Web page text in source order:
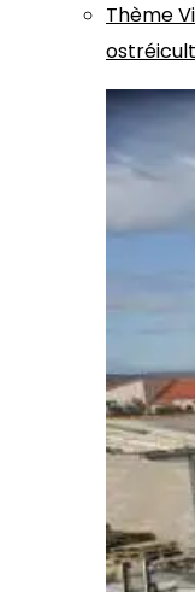
Thème